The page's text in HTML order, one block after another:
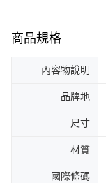
商品規格
內容物說明
品牌地
尺寸
材質
國際條碼